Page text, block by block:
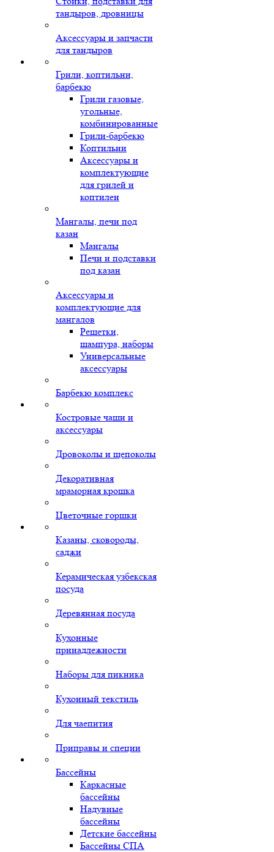
тандыров, дровницы
Аксессуары и запчасти
для тандыров
Грили, коптильни,
барбекю
Грили газовые,
угольные,
комбинированные
Грили-барбекю
Коптильни
Аксессуары и
комплектующие
для грилей и
коптилен
Мангалы, печи под
казан
Мангалы
Печи и подставки
под казан
Аксессуары и
комплектующие для
мангалов
Решетки,
шампура, наборы
Универсальные
аксессуары
Барбекю комплекс
Костровые чаши и
аксессуары
Дровоколы и щепоколы
Декоративная
мраморная крошка
Цветочные горшки
Казаны, сковороды,
саджи
Керамическая узбекская
посуда
Деревянная посуда
Кухонные
принадлежности
Наборы для пикника
Кухонный текстиль
Для чаепития
Приправы и специи
Бассейны
Каркасные
бассейны
Надувные
бассейны
Детские бассейны
Бассейны СПА